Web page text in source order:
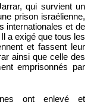
qui survient un
prison israélienne,
internationales et de
a exigé que tous les
et fassent leur
ainsi que celle des
emprisonnés par
ont enlevé et